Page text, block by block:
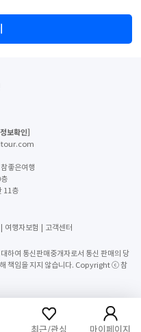
보확인]
좋은여행
11층
여행자보험 고객센터
하여 통신판매중개자로서 통신 판매의 당
해 책임을 지지 않습니다. Copyright ⓒ 참
최근/관심 마이페이지